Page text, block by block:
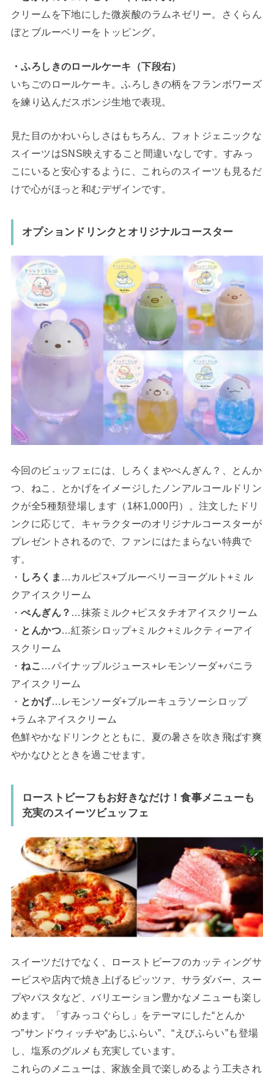
クリームを下地にした微炭酸のラムネゼリー。さくらん
ぼとブルーベリーをトッピング。
・ふろしきのロールケーキ（下段右）
いちごのロールケーキ。ふろしきの柄をフランボワーズ
を練り込んだスポンジ生地で表現。
見た目のかわいらしさはもちろん、フォトジェニックな
スイーツはSNS映えすること間違いなしです。すみっ
こにいると安心するように、これらのスイーツも見るだ
けで心がほっと和むデザインです。
オプションドリンクとオリジナルコースター
今回のビュッフェには、しろくまやぺんぎん？、とんか
つ、ねこ、とかげをイメージしたノンアルコールドリン
クが全5種類登場します（1杯1,000円）。注文したドリ
ンクに応じて、キャラクターのオリジナルコースターが
プレゼントされるので、ファンにはたまらない特典で
す。
・ しろくま …カルピス+ブルーベリーヨーグルト+ミル
クアイスクリーム
・ぺんぎん？ …抹茶ミルク+ピスタチオアイスクリーム
・ とんかつ…紅茶シロップ+ミルク+ミルクティーアイ
スクリーム
・ ねこ …パイナップルジュース+レモンソーダ+バニラ
アイスクリーム
・ とかげ…レモンソーダ+ブルーキュラソーシロップ
+ラムネアイスクリーム
色鮮やかなドリンクとともに、夏の暑さを吹き飛ばす爽
やかなひとときを過ごせます。
ローストビーフもお好きなだけ！食事メニューも
充実のスイーツビュッフェ
スイーツだけでなく、ローストビーフのカッティングサ
ービスや店内で焼き上げるピッツァ、サラダバー、スー
プやパスタなど、バリエーション豊かなメニューも楽し
めます。「すみっコぐらし」をテーマにした“とんか
つ”サンドウィッチや“あじふらい”、“えびふらい”も登場
し、塩系のグルメも充実しています。
これらのメニューは、家族全員で楽しめるよう工夫され